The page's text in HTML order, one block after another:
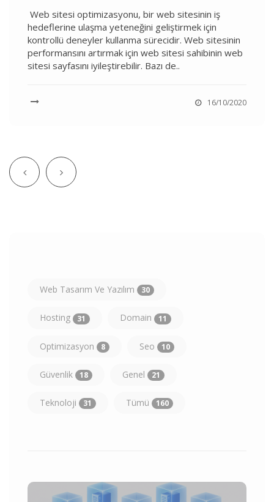
Web sitesi optimizasyonu, bir web sitesinin iş
hedeflerine ulaşma yeteneğini geliştirmek için
kontrollü deneyler kullanma sürecidir. Web sitesinin
performansını artırmak için web sitesi sahibinin web
sitesi sayfasını iyileştirebilir. Bazı de..
16/10/2020
Web Tasarım Ve Yazılım 30
Hosting 31 Domain 11
Optimizasyon 8 Seo 10
Güvenlik 18 Genel 21
Teknoloji 31 Tümü 160